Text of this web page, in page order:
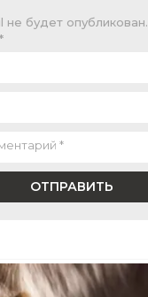
будет опубликован.
*